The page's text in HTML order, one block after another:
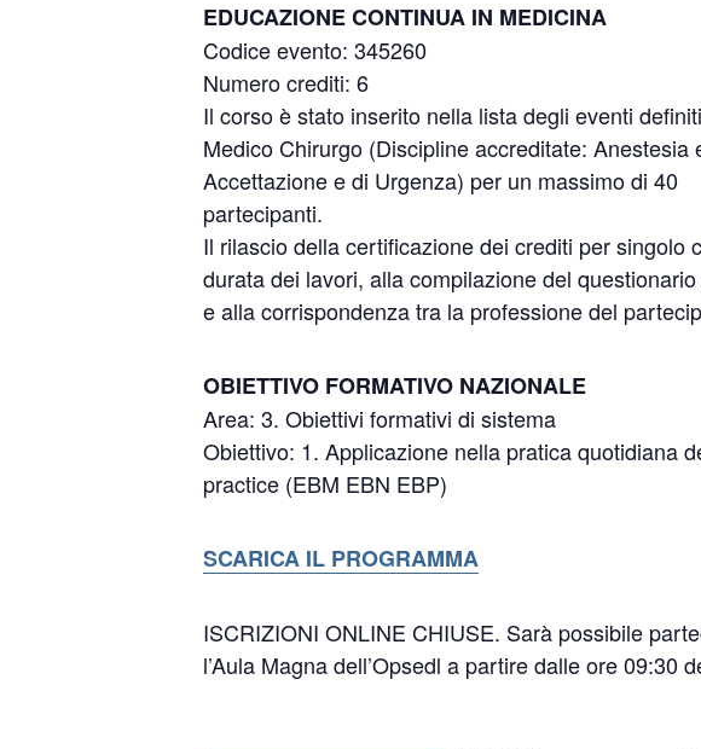
EDUCAZIONE CONTINUA IN MEDICINA
Codice evento: 345260
Numero crediti: 6
Il corso è stato inserito nella lista degli eventi
Medico Chirurgo (Discipline accreditate:
Accettazione e di Urgenza) per un massimo di 40
partecipanti.
Il rilascio della certificazione dei crediti per
durata dei lavori, alla compilazione del
e alla corrispondenza tra la professione del
OBIETTIVO FORMATIVO NAZIONALE
Area: 3. Obiettivi formativi di sistema
Obiettivo: 1. Applicazione nella pratica quotidiana
practice (EBM EBN EBP)
SCARICA IL PROGRAMMA
ISCRIZIONI ONLINE CHIUSE. Sarà possibile
l’Aula Magna dell’Opsedl a partire dalle ore 09:30